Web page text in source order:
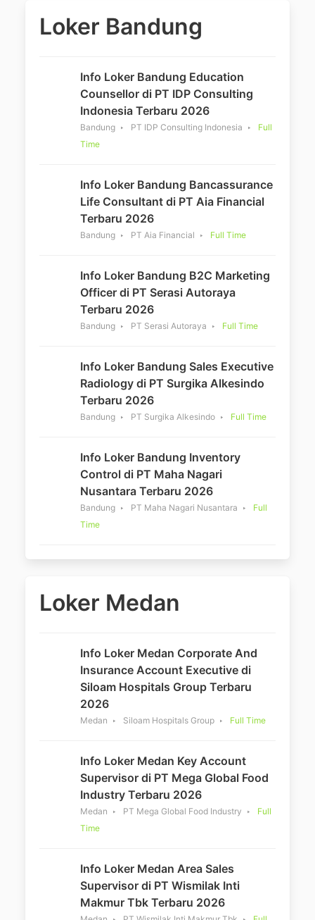
Loker Bandung
Info Loker Bandung Education
Counsellor di PT IDP Consulting
Indonesia Terbaru 2026
Bandung PT IDP Consulting Indonesia
Full
Time
Info Loker Bandung Bancassurance
Life Consultant di PT Aia Financial
Terbaru 2026
Bandung PT Aia Financial Full Time
Info Loker Bandung B2C Marketing
Officer di PT Serasi Autoraya
Terbaru 2026
Bandung PT Serasi Autoraya Full Time
Info Loker Bandung Sales Executive
Radiology di PT Surgika Alkesindo
Terbaru 2026
Bandung PT Surgika Alkesindo Full Time
Info Loker Bandung Inventory
Control di PT Maha Nagari
Nusantara Terbaru 2026
Bandung PT Maha Nagari Nusantara
Full
Time
Loker Medan
Info Loker Medan Corporate And
Insurance Account Executive di
Siloam Hospitals Group Terbaru
2026
Medan Siloam Hospitals Group Full Time
Info Loker Medan Key Account
Supervisor di PT Mega Global Food
Industry Terbaru 2026
Medan PT Mega Global Food Industry
Full
Time
Info Loker Medan Area Sales
Supervisor di PT Wismilak Inti
Makmur Tbk Terbaru 2026